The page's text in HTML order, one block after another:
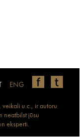
ENG
veikali u.c., ir autoru
neatbilst jūsu
eksperti.